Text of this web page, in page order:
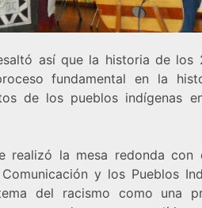
así que la historia de los
fundamental en la
de los pueblos indígenas
realizó la mesa redonda con
y los Pueblos
del racismo como una